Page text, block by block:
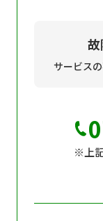
サービス
※上